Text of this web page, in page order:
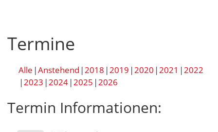
Termine
Alle Anstehend 2018 2019 2020 2021
2022
2023 2024 2025 2026
Termin Informationen: